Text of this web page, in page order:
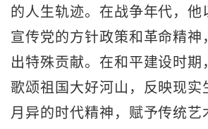
的人生轨迹。在战争年代，他
宣传党的方针政策和革命精神
出特殊贡献。在和平建设时期
歌颂祖国大好河山，反映现实
月异的时代精神，赋予传统艺